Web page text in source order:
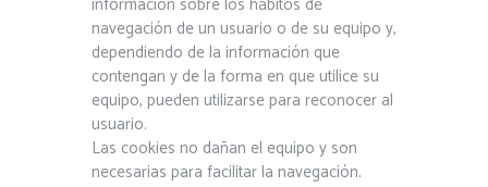
navegación de un usuario o de su equipo y,
dependiendo de la información que
contengan y de la forma en que utilice su
equipo, pueden utilizarse para reconocer al
usuario.
Las cookies no dañan el equipo y son
necesarias para facilitar la navegación.